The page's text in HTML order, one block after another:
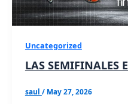
Uncategorized
LAS SEMIFINALES
saul / May 27, 2026